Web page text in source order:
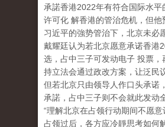
承諾香港2022年有符合国际水平
许可化 解香港的管治危机，但他
习近平的強势管治下，北京未必
戴耀廷认为若北京愿意承诺香港
选，占中三子可发动电子 投票，
持立法会通过政改方案，让泛民
但若北京只由领导人作口头承诺
承諾，占中三子则不会就此发动
“理解北京在占领行动期间不愿
占领过后，各方应冷靜思考如何